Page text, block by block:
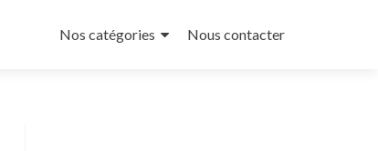
au
Nos catégories Nous contacter